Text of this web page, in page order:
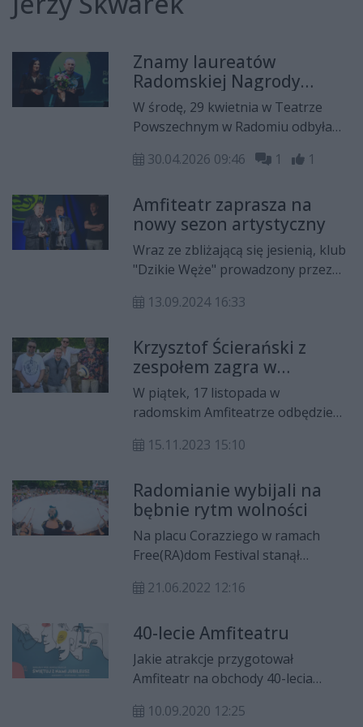
Znamy laureatów
Radomskiej Nagrody
Kulturalnej za 2025 rok!
W środę, 29 kwietnia w Teatrze
Powszechnym w Radomiu odbyła
Kulturalnej. Nagrody zostały
30.04.2026 09:46 1 1
Amfiteatr zaprasza na
nowy sezon artystyczny
Wraz ze zbliżającą się jesienią, klub
"Dzikie Węże" prowadzony przez
interesujących koncertów dla
27 września odbędzie się pierwszy z
nich, podczas którego na scenie
wystąpi Urszula Dudziak.
13.09.2024 16:33
Krzysztof Ścierański z
zespołem zagra w
Amfiteatrze
W piątek, 17 listopada w
radomskim Amfiteatrze odbędzie
Ścierańskiego wraz z zespołem
19.
15.11.2023 15:10
Radomianie wybijali na
bębnie rytm wolności
Na placu Corazziego w ramach
Free(RA)dom Festival stanął
Mieszkańcy Radomia z pomocą
wolności.
21.06.2022 12:16
40-lecie Amfiteatru
Jakie atrakcje przygotował
Amfiteatr na obchody 40-lecia
spraw programowych Jerzy
10.09.2020 12:25